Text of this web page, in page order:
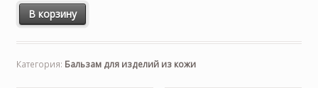
В корзину
Категория: Бальзам для изделий из кожи